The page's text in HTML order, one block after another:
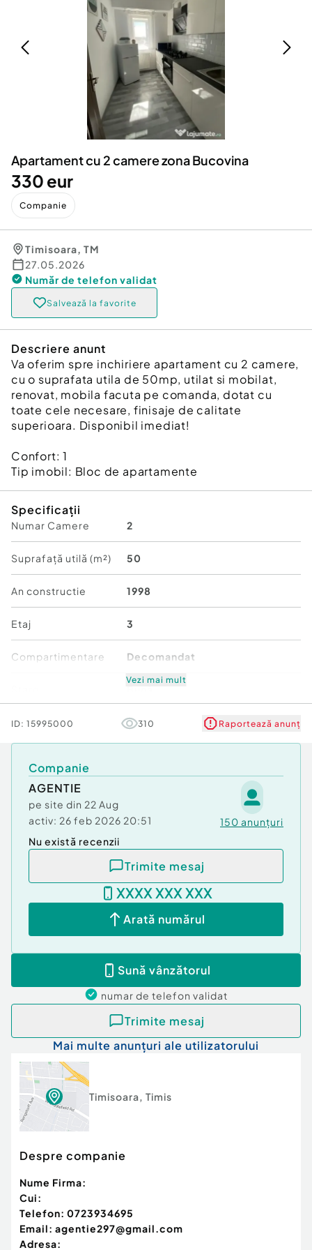
Animale de companie
Afaceri și echipamente profesionale
Inchiriere Bunuri si Vehicule
Utilaje agricole si industriale
Piese auto si accesorii
Dacia Duster
Apartament cu 2 camere zona Bucovina
330 eur
Companie
Timisoara, TM
27.05.2026
Număr de telefon validat
Salvează la favorite
Descriere anunt
Va oferim spre inchiriere apartament cu 2 camere,
cu o suprafata utila de 50mp, utilat si mobilat,
renovat, mobila facuta pe comanda, dotat cu
toate cele necesare, finisaje de calitate
superioara. Disponibil imediat!
Confort:1
Tip imobil: Bloc de apartamente
Specificații
Numar Camere 2
Suprafață utilă (m²) 50
An constructie 1998
Etaj 3
Compartimentare Decomandat
Comfort 1
Vezi mai mult
ID: 15995000 310 Raportează anunț
Companie
AGENTIE
pe site din 22 Aug
activ: 26 feb 2026 20:51 150 anunțuri
Nu există recenzii
Trimite mesaj
XXXX XXX XXX
Arată numărul
Sună vânzătorul
numar de telefon validat
Trimite mesaj
Mai multe anunțuri ale utilizatorului
Timisoara, Timis
Despre companie
Nume Firma:
Cui:
Telefon: 0723934695
Email: agentie297@gmail.com
Adresa: